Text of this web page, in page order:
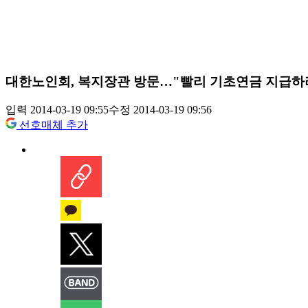
대한노인회, 복지장관 방문…"빨리 기초연금 지급
입력 2014-03-19 09:55수정 2014-03-19 09:56
선호매체 추가